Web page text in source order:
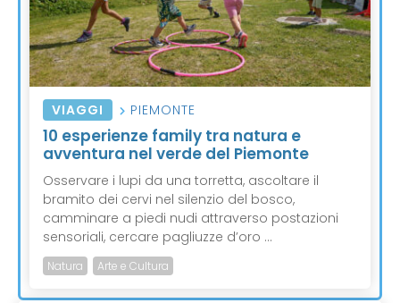
VIAGGI PIEMONTE
10 esperienze family tra natura e
avventura nel verde del Piemonte
Osservare i lupi da una torretta, ascoltare il
bramito dei cervi nel silenzio del bosco,
camminare a piedi nudi attraverso postazioni
sensoriali, cercare pagliuzze d’oro ...
Natura Arte e Cultura